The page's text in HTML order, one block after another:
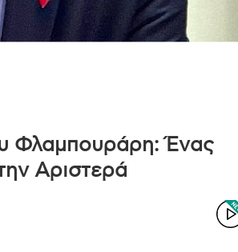
Φλαμπουράρη: Ένας
Αριστερά